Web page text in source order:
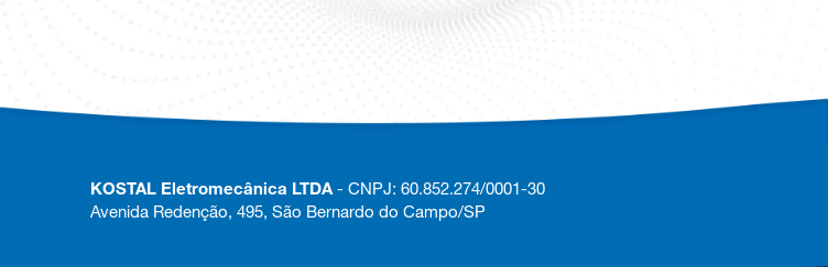
KOSTAL Eletromecânica LTDA- CNPJ: 60.852.274/0001-30
Avenida Redenção, 495, São Bernardo do Campo/SP